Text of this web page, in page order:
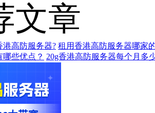
文章
港高防服务器? 租用香港高防服务器哪家
些优点？ 20g香港高防服务器每个月多